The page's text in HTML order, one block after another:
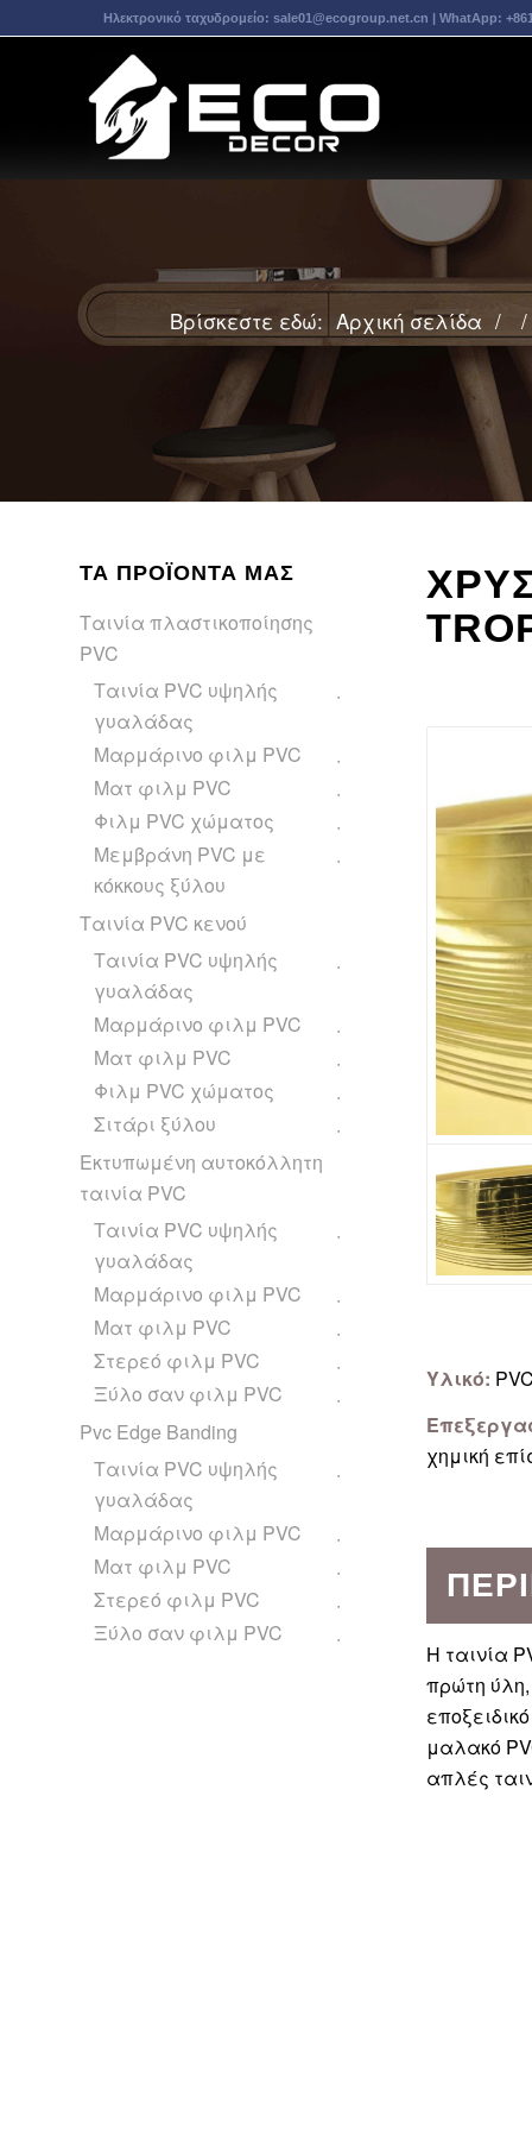
Ηλεκτρονικό ταχυδρομείο: sale01@ecogroup.net.cn | WhatApp:
Βρίσκεστε εδώ: Αρχική σελίδα / /
Υλικό: PVC
χημική
Η ταινία
πρώτη
μαλακό
απλές
ΤΑ ΠΡΟΪΌΝΤΑ ΜΑΣ
Ταινία πλαστικοποίησης
PVC
Ταινία PVC υψηλής
γυαλάδας
Μαρμάρινο φιλμ PVC
Ματ φιλμ PVC
Φιλμ PVC χώματος
Μεμβράνη PVC με
κόκκους ξύλου
Ταινία PVC κενού
Ταινία PVC υψηλής
γυαλάδας
Μαρμάρινο φιλμ PVC
Ματ φιλμ PVC
Φιλμ PVC χώματος
Σιτάρι ξύλου
Εκτυπωμένη αυτοκόλλητη
ταινία PVC
Ταινία PVC υψηλής
γυαλάδας
Μαρμάρινο φιλμ PVC
Ματ φιλμ PVC
Στερεό φιλμ PVC
Ξύλο σαν φιλμ PVC
Pvc Edge Banding
Ταινία PVC υψηλής
γυαλάδας
Μαρμάρινο φιλμ PVC
Ματ φιλμ PVC
Στερεό φιλμ PVC
Ξύλο σαν φιλμ PVC